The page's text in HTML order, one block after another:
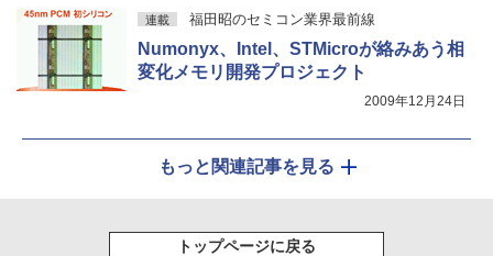
連載 福田昭のセミコン業界最前線
Numonyx、Intel、STMicroが絡みあう相
変化メモリ開発プロジェクト
2009年12月24日
もっと関連記事を見る
トップページに戻る